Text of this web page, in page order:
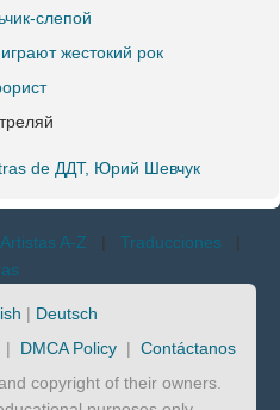
слепой
жестокий рок
de ДДТ, Юрий Шевчук
A-Z | Traducciones |
| Deutsch
| DMCA Policy | Contáctanos
copyright of their owners.